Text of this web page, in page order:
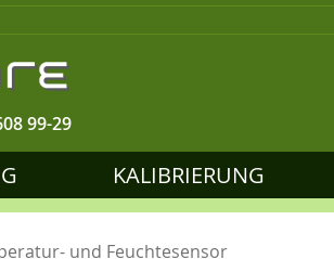
99-29
KALIBRIERUNG
und Feuchtesensor